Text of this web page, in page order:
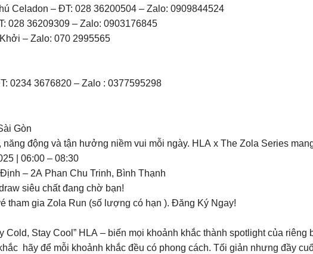
Celadon – ĐT: 028 36200504 – Zalo: 0909844524
028 36209309 – Zalo: 0903176845
– Zalo: 070 2995565
0234 3676820 – Zalo : 0377595298
Gòn
năng động và tận hưởng niềm vui mỗi ngày. HLA x The Zola Series
| 06:00 – 08:30
– 2A Phan Chu Trinh, Bình Thạnh
siêu chất đang chờ bạn!
tham gia Zola Run (số lượng có hạn ). Đăng Ký Ngay!
Cold, Stay Cool” HLA – biến mọi khoảnh khắc thành spotlight của riêng
hãy để mỗi khoảnh khắc đều có phong cách. Tối giản nhưng đầy